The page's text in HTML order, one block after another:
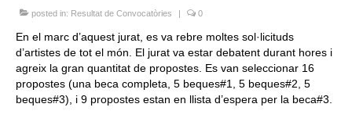
Arxiu
Contacte
Idioma:
posted in: Resultat de Convocatòries | 0
En el marc d’aquest jurat, es va rebre moltes sol·licituds
d’artistes de tot el món. El jurat va estar debatent durant hores i
agreix la gran quantitat de propostes. Es van seleccionar 16
propostes (una beca completa, 5 beques#1, 5 beques#2, 5
beques#3), i 9 propostes estan en llista d’espera per la beca#3.